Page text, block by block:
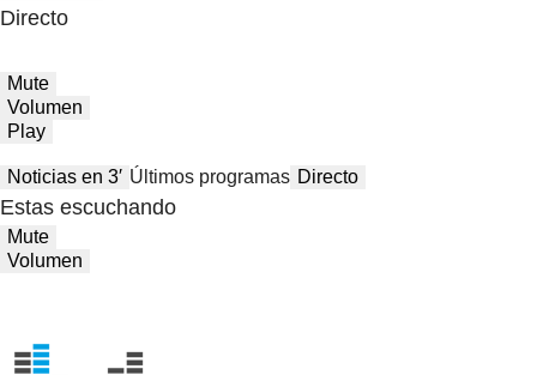
Directo
Mute
Volumen
Play
Noticias en 3′ Últimos programas Directo
Estas escuchando
Mute
Volumen